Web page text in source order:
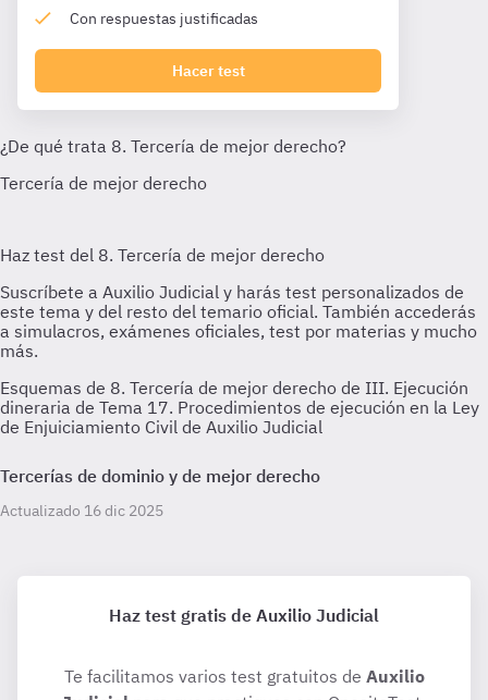
Con respuestas justificadas
Hacer test
Esquemas de 8. Tercería de mejor derecho de III. Ejecución
dineraria de Tema 17. Procedimientos de ejecución en la Ley
de Enjuiciamiento Civil de Auxilio Judicial
Tercerías de dominio y de mejor derecho
Actualizado 16 dic 2025
Haz test gratis de Auxilio Judicial
Te facilitamos varios test gratuitos de Auxilio